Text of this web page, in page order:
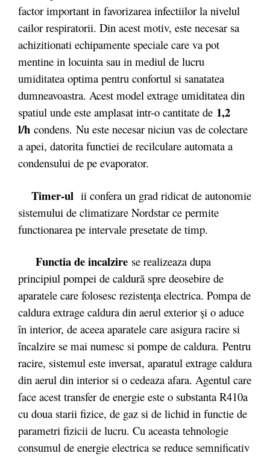
factor important in favorizarea infectiilor la nivelul
cailor respiratorii. Din acest motiv, este necesar sa
achizitionati echipamente speciale care va pot
mentine in locuinta sau in mediul de lucru
umiditatea optima pentru confortul si sanatatea
dumneavoastra. Acest model extrage umiditatea din
spatiul unde este amplasat intr-o cantitate de 1,2
l/h condens. Nu este necesar niciun vas de colectare
a apei, datorita functiei de recilculare automata a
condensului de pe evaporator.
Timer-ul ii confera un grad ridicat de autonomie
sistemului de climatizare Nordstar ce permite
functionarea pe intervale presetate de timp.
Functia de incalzire se realizeaza dupa
principiul pompei de caldură spre deosebire de
aparatele care folosesc rezistenţa electrica. Pompa de
caldura extrage caldura din aerul exterior şi o aduce
în interior, de aceea aparatele care asigura racire si
încalzire se mai numesc si pompe de caldura. Pentru
racire, sistemul este inversat, aparatul extrage caldura
din aerul din interior si o cedeaza afara. Agentul care
face acest transfer de energie este o substanta R410a
cu doua starii fizice, de gaz si de lichid in functie de
parametri fizicii de lucru. Cu aceasta tehnologie
consumul de energie electrica se reduce semnificativ